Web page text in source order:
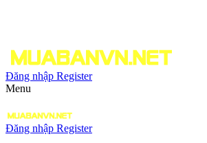
Đăng nhập Register
Menu
Đăng nhập Register